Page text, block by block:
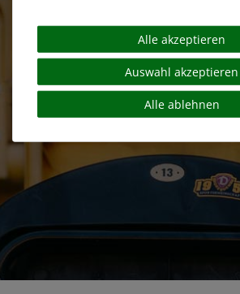
Alle akzeptieren
Auswahl akzeptieren
Alle ablehnen